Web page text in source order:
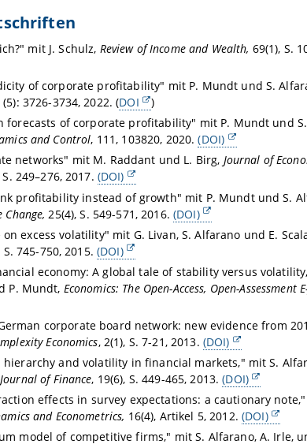
mit J. Schulz, Review of Income and Wealth, 69(1), S.
of corporate profitability" mit P. Mundt und S.
3726-3734, 2022. (DOI
)
forecasts of corporate profitability" mit P. Mundt und
and Control, 111, 103820, 2020.(DOI)
networks" mit M. Raddant und L. Birg, Journal of
S. 249–276, 2017. (DOI)
profitability instead of growth" mit P. Mundt und S.
25(4), S. 549-571, 2016. (DOI)
excess volatility" mit G. Livan, S. Alfarano und E.
S. 745-750, 2015.(DOI)
economy: A global tale of stability versus
P. Mundt, Economics: The Open-Access, Open-Assessment
corporate board network: new evidence from
Economics, 2(1), S. 7-21, 2013. (DOI)
and volatility in financial markets," mit S.
of Finance, 19(6), S. 449-465, 2013.(DOI)
effects in survey expectations: a cautionary
and Econometrics, 16(4), Artikel 5, 2012. (DOI)
model of competitive firms," mit S. Alfarano, A. Irle,